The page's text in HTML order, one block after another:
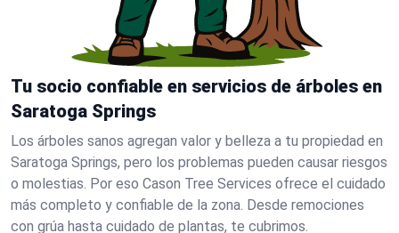
Tu socio confiable en servicios de árboles en
Saratoga Springs
Los árboles sanos agregan valor y belleza a tu propiedad en
Saratoga Springs, pero los problemas pueden causar riesgos
o molestias. Por eso Cason Tree Services ofrece el cuidado
más completo y confiable de la zona. Desde remociones
con grúa hasta cuidado de plantas, te cubrimos.